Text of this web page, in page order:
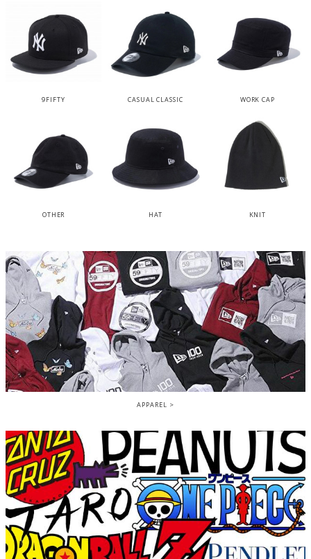
9FIFTY CASUAL CLASSIC WORK CAP
OTHER HAT KNIT
APPAREL